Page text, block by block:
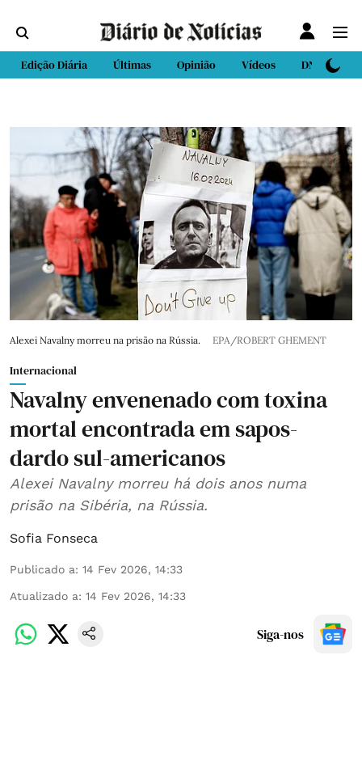
Edição Diária Últimas Opinião Vídeos DN Sport
Alexei Navalny morreu na prisão na Rússia. EPA/ROBERT GHEMENT
Internacional
Navalny envenenado com toxina
mortal encontrada em sapos-
dardo sul-americanos
Alexei Navalny morreu há dois anos numa
prisão na Sibéria, na Rússia.
Sofia Fonseca
Publicado a: 14 Fev 2026, 14:33
Atualizado a: 14 Fev 2026, 14:33
Siga-nos